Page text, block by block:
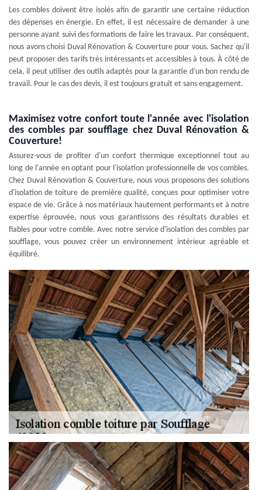
Les combles doivent être isolés afin de garantir une certaine réduction
des dépenses en énergie. En effet, il est nécessaire de demander à une
personne ayant suivi des formations de faire les travaux. Par conséquent,
nous avons choisi Duval Rénovation & Couverture pour vous. Sachez qu'il
peut proposer des tarifs très intéressants et accessibles à tous. À côté de
cela, il peut utiliser des outils adaptés pour la garantie d'un bon rendu de
travail. Pour le cas des devis, il est toujours gratuit et sans engagement.
Maximisez votre confort toute l'année avec l'isolation
des combles par soufflage chez Duval Rénovation &
Couverture!
Assurez-vous de profiter d'un confort thermique exceptionnel tout au
long de l'année en optant pour l'isolation professionnelle de vos combles.
Chez Duval Rénovation & Couverture, nous vous proposons des solutions
d'isolation de toiture de première qualité, conçues pour optimiser votre
espace de vie. Grâce à nos matériaux hautement performants et à notre
expertise éprouvée, nous vous garantissons des résultats durables et
fiables pour votre comble. Avec notre service d'isolation des combles par
soufflage, vous pouvez créer un environnement intérieur agréable et
équilibré.